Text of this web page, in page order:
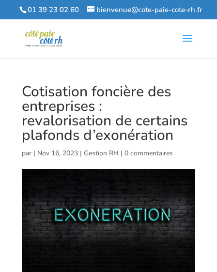
01 39 23 02 60 bienvenue@cote-paie-cote-rh.fr
Cotisation foncière des
entreprises :
revalorisation de certains
plafonds d’exonération
par | Nov 16, 2023| Gestion RH | 0 commentaires